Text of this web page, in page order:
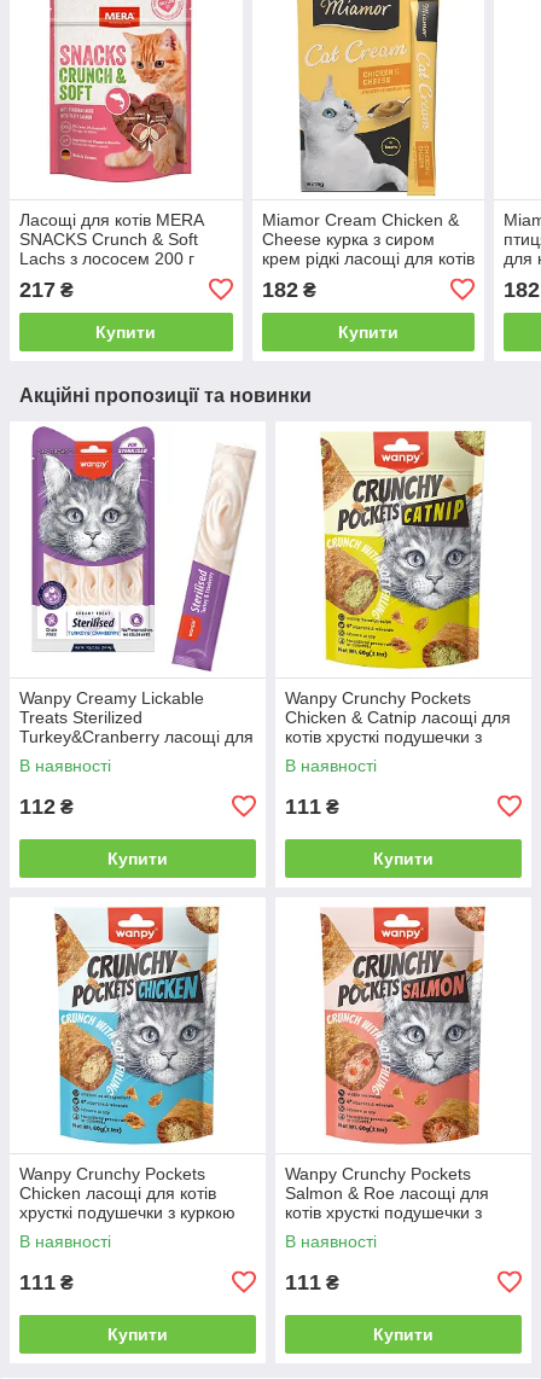
Ласощі для котів MERA
SNACKS Crunch & Soft
Lachs з лососем 200 г
217 ₴
Купити
Miamor Cream Chicken &
Cheese курка з сиром
крем рідкі ласощі для котів
182₴
Купити
для
182
Акційні пропозиції та новинки
Wanpy Creamy Lickable
Treats Sterilized
Turkey&Cranberry ласощі для
стерилізованих кішок з
індичкою та журавлиною
В наявності
112 ₴
Купити
Wanpy Crunchy Pockets
Chicken & Catnip ласощі для
котів хрусткі подушечки з
куркою та котячою м’ятою 60
гВ наявності
111 ₴
Купити
Wanpy Crunchy Pockets
Chicken ласощі для котів
хрусткі подушечки з куркою
60 г
В наявності
111 ₴
Купити
Wanpy Crunchy Pockets
Salmon & Roe ласощі для
котів хрусткі подушечки з
лососем та ікрою 60 г
В наявності
111 ₴
Купити